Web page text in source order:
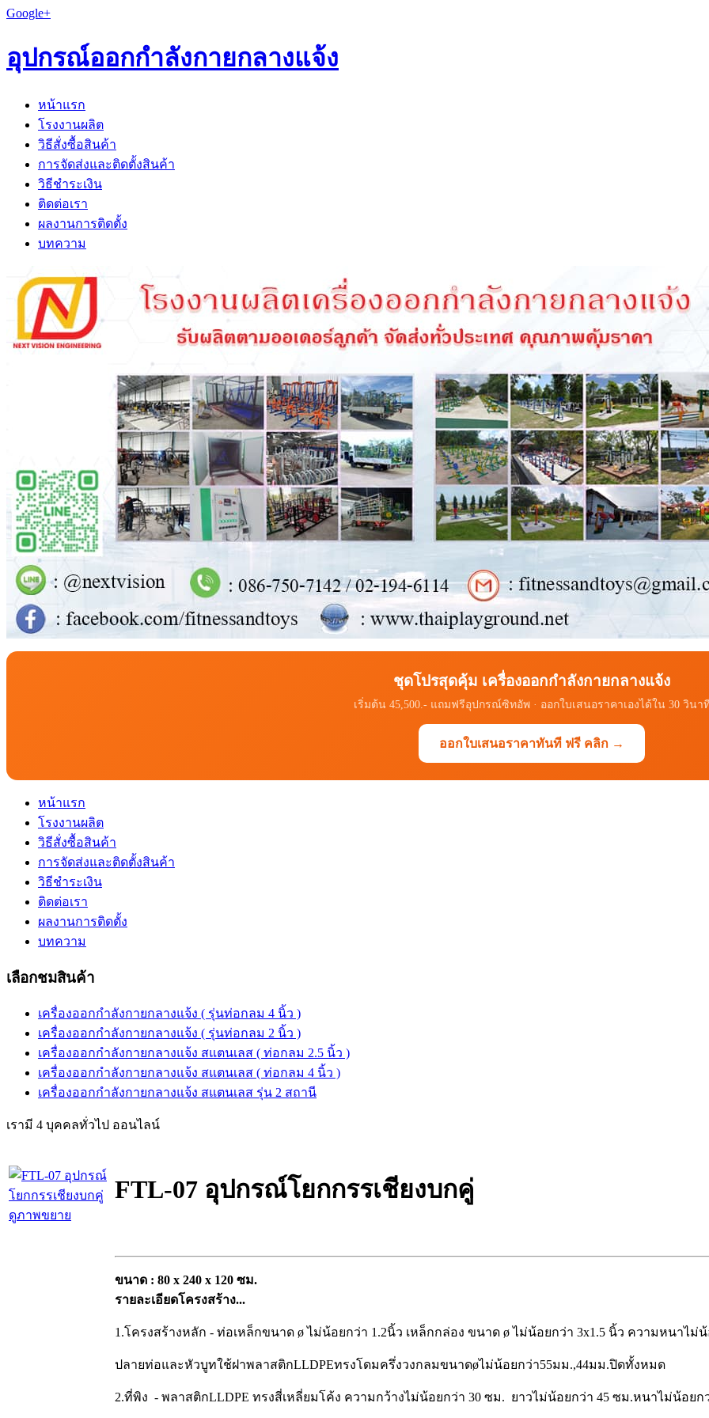
Google+
อุปกรณ์ออกกำลังกายกลางแจ้ง
หน้าแรก
โรงงานผลิต
วิธีสั่งซื้อสินค้า
การจัดส่งและติดตั้งสินค้า
วิธีชำระเงิน
ติดต่อเรา
ผลงานการติดตั้ง
บทความ
ชุดโปรสุดคุ้ม เครื่องออกกำลังกายกลางแจ้ง
เริ่มต้น 45,500.- แถมฟรีอุปกรณ์ซิทอัพ · ออกใบเสนอราคาเองได้ใน 30 วินา
ออกใบเสนอราคาทันที ฟรี คลิก →
หน้าแรก
โรงงานผลิต
วิธีสั่งซื้อสินค้า
การจัดส่งและติดตั้งสินค้า
วิธีชำระเงิน
ติดต่อเรา
ผลงานการติดตั้ง
บทความ
เลือกชมสินค้า
เครื่องออกกำลังกายกลางแจ้ง ( รุ่นท่อกลม 4 นิ้ว )
เครื่องออกกำลังกายกลางแจ้ง ( รุ่นท่อกลม 2 นิ้ว )
เครื่องออกกำลังกายกลางแจ้ง สแตนเลส ( ท่อกลม 2.5 นิ้ว )
เครื่องออกกำลังกายกลางแจ้ง สแตนเลส ( ท่อกลม 4 นิ้ว )
เครื่องออกกำลังกายกลางแจ้ง สแตนเลส รุ่น 2 สถานี
เรามี 4 บุคคลทั่วไป ออนไลน์
ดูภาพขยาย
FTL-07 อุปกรณ์โยกกรรเชียงบกคู่
ขนาด : 80 x 240 x 120 ซม.
รายละเอียดโครงสร้าง...
1.โครงสร้างหลัก - ท่อเหล็กขนาด ø ไม่น้อยกว่า 1.2นิ้ว เหล็กกล่อง ขนาด ø ไม่น้อยกว่า 3x1.5 นิ้ว ความหนาไม่
ปลายท่อและหัวบูทใช้ฝาพลาสติกLLDPEทรงโดมครึ่งวงกลมขนาดøไม่น้อยกว่า55มม.,44มม.ปิดทั้งหมด
2.ที่พิง - พลาสติกLLDPE ทรงสี่เหลี่ยมโค้ง ความกว้างไม่น้อยกว่า 30 ซม. ยาวไม่น้อยกว่า 45 ซม.หนาไม่น้อย